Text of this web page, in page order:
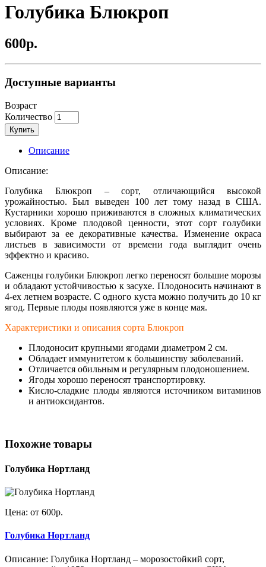
Голубика Блюкроп
600р.
Доступные варианты
Возраст
Количество
Купить
Описание
Описание:
Голубика Блюкроп – сорт, отличающийся высокой
урожайностью. Был выведен 100 лет тому назад в США.
Кустарники хорошо приживаются в сложных климатических
условиях. Кроме плодовой ценности, этот сорт голубики
выбирают за ее декоративные качества. Изменение окраса
листьев в зависимости от времени года выглядит очень
эффектно и красиво.
Саженцы голубики Блюкроп легко переносят большие морозы
и обладают устойчивостью к засухе. Плодоносить начинают в
4-ех летнем возрасте. С одного куста можно получить до 10 кг
ягод. Первые плоды появляются уже в конце мая.
Характеристики и описания сорта Блюкроп
Плодоносит крупными ягодами диаметром 2 см.
Обладает иммунитетом к большинству заболеваний.
Отличается обильным и регулярным плодоношением.
Ягоды хорошо переносят транспортировку.
Кисло-сладкие плоды являются источником витаминов
и антиоксидантов.
Похожие товары
Голубика Нортланд
Цена: от 600р.
Голубика Нортланд
Описание: Голубика Нортланд – морозостойкий сорт,